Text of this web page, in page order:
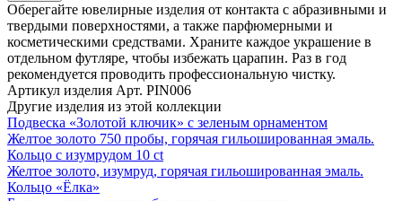
Оберегайте ювелирные изделия от контакта с абразивными и
твердыми поверхностями, а также парфюмерными и
косметическими средствами. Храните каждое украшение в
отдельном футляре, чтобы избежать царапин. Раз в год
рекомендуется проводить профессиональную чистку.
Артикул изделия Арт. PIN006
Другие изделия из этой коллекции
Подвеска «Золотой ключик» с зеленым орнаментом
Желтое золото 750 пробы, горячая гильошированная эмаль.
Кольцо с изумрудом 10 ct
Желтое золото, изумруд, горячая гильошированная эмаль.
Кольцо «Ёлка»